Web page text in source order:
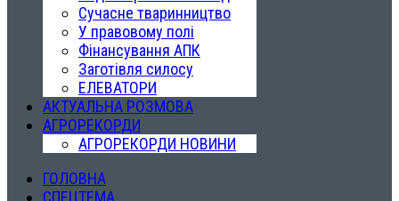
Сучасне тваринництво
У правовому полі
Фінансування АПК
Заготівля силосу
ЕЛЕВАТОРИ
АКТУАЛЬНА РОЗМОВА
АГРОРЕКОРДИ
АГРОРЕКОРДИ НОВИНИ
ГОЛОВНА
СПЕЦТЕМА